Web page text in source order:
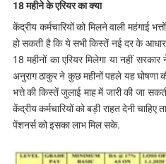
18 महीने के एरियर का क्या
केंद्रीय कर्मचारियों को मिलने वाली महंगाई
हो सकती है कि ये सभी किस्तें नई दर के
18 महीनों का एरियर मिलेगा या नहीं
अनुराग ठाकुर ने कुछ महीनों पहले यह घोषणा
भत्ते की किस्तें जुलाई माह में जारी की जा
केंद्रीय कर्मचारियों को बड़ी राहत देनी चाहिए
पेंशनर्स को इसका लाभ मिल सके.